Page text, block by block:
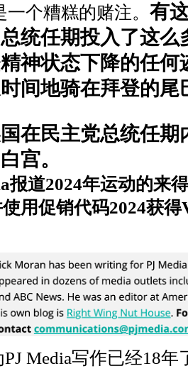
个糟糕的赌注。 有
统任期投入了这么
神状态下降的任何
间地骑在拜登的尾
在民主党总统任期
宫。
报道2024年运动的来
用促销代码2024获得
PJ Media写作已经18年